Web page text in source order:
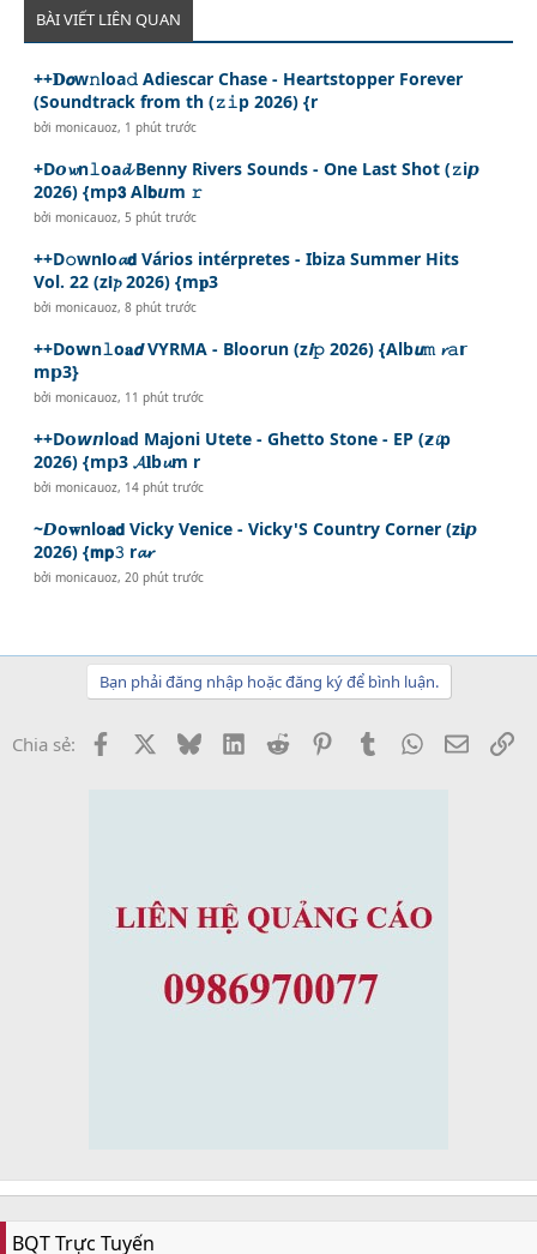
BÀI VIẾT LIÊN QUAN
++𝐃𝙤w𝚗loa𝚍 Adiescar Chase - Heartstopper Forever
(Soundtrack from th (𝚣𝚒p 2026) {r
bởimonicauoz, 1 phút trước
+D𝙤𝔀n𝚕oa𝓭 Benny Rivers Sounds - One Last Shot (𝚣i𝙥
2026) {mp𝟯 Al𝗯𝙪m 𝚛
bởimonicauoz, 5 phút trước
++D𝚘wn𝗹o𝓪𝗱 Vários intérpretes - Ibiza Summer Hits
Vol. 22 (z𝗶𝓹 2026) {m𝐩3
bởimonicauoz,8 phút trước
++Do𝘄n𝚕o𝐚𝙙 VYRMA - Bloorun (z𝙞𝚙 2026) {Alb𝙪𝚖 𝓻𝚊𝗿
m𝗽3}
bởimonicauoz, 11 phút trước
++D𝗼𝙬𝙣lo𝐚d Majoni Utete - Ghetto Stone - EP (𝘇𝓲p
2026) {m𝗽3 𝓐𝐥b𝓾m r
bởimonicauoz, 14 phút trước
~𝘿o𝐰nlo𝗮𝗱 Vicky Venice - Vicky'S Country Corner (z𝐢𝙥
2026) {𝗺𝗽𝟹 r𝓪𝓻
bởimonicauoz, 20 phút trước
Bạn phải đăng nhập hoặc đăng ký để bình luận.
Chia sẻ: Facebook BlueskyLinkedInReddit PinterestTumblrWhatsApp
Email
BQT Trực Tuyến